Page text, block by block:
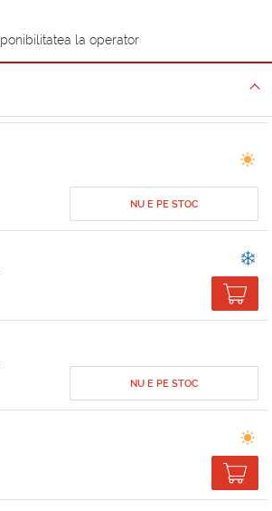
la operator
NU E PE STOC
NU E PE STOC